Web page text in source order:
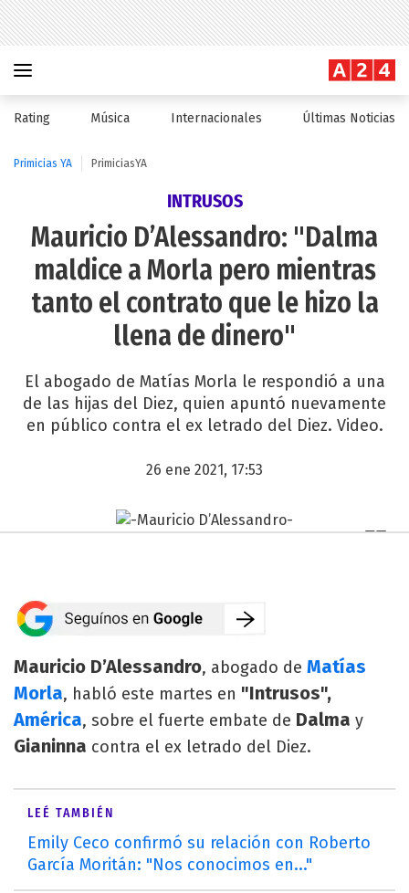
Rating Música Internacionales Últimas Noticias
Primicias YA PrimiciasYA
INTRUSOS
Mauricio D’Alessandro: "Dalma
maldice a Morla pero mientras
tanto el contrato que le hizo la
llena de dinero"
El abogado de Matías Morla le respondió a una
de las hijas del Diez, quien apuntó nuevamente
en público contra el ex letrado del Diez. Video.
26 ene 2021, 17:53
Mauricio D’Alessandro, abogado de Matías
Morla, habló este martes en "Intrusos",
América, sobre el fuerte embate de Dalma y
Gianinna contra el ex letrado del Diez.
LEÉ TAMBIÉN
Emily Ceco confirmó su relación con Roberto
García Moritán: "Nos conocimos en..."